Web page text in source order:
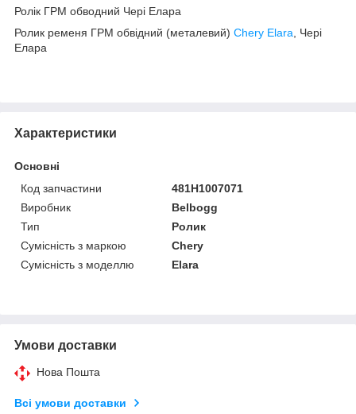
Ролік ГРМ обводний Чері Елара
Ролик ременя ГРМ обвідний (металевий) Chery Elara , Чері
Елара
Характеристики
Основні
Код запчастини
481H1007071
Виробник
Belbogg
Тип
Ролик
Сумісність з маркою
Chery
Сумісність з моделлю
Elara
Умови доставки
Нова Пошта
Всі умови доставки